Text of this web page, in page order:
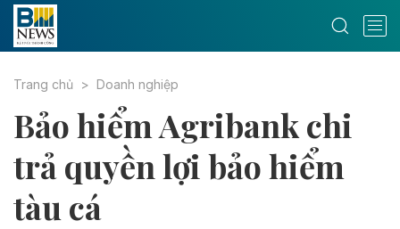
Trang chủ Doanh nghiệp
Bảo hiểm Agribank chi
trả quyền lợi bảo hiểm
tàu cá